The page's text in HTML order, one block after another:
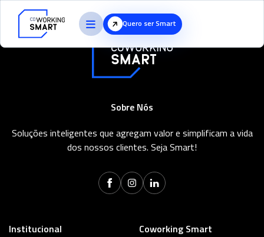
Quero ser Smart
Sobre Nós
Soluções inteligentes que agregam valor e simplificam a vida
dos nossos clientes. Seja Smart!
Institucional
Coworking Smart